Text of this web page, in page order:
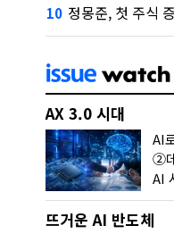
10 정몽준, 첫 주식
AX 3.0 시대
뜨거운 AI 반도체